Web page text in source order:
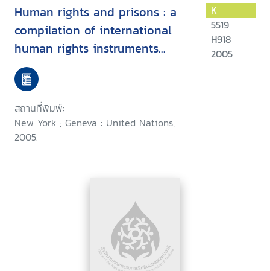
Human rights and prisons : a
compilation of international
human rights instruments
concerning the administration
of justice
สถานที่พิมพ์:
New York ; Geneva : United Nations,
2005.
K
5519
H918
2005